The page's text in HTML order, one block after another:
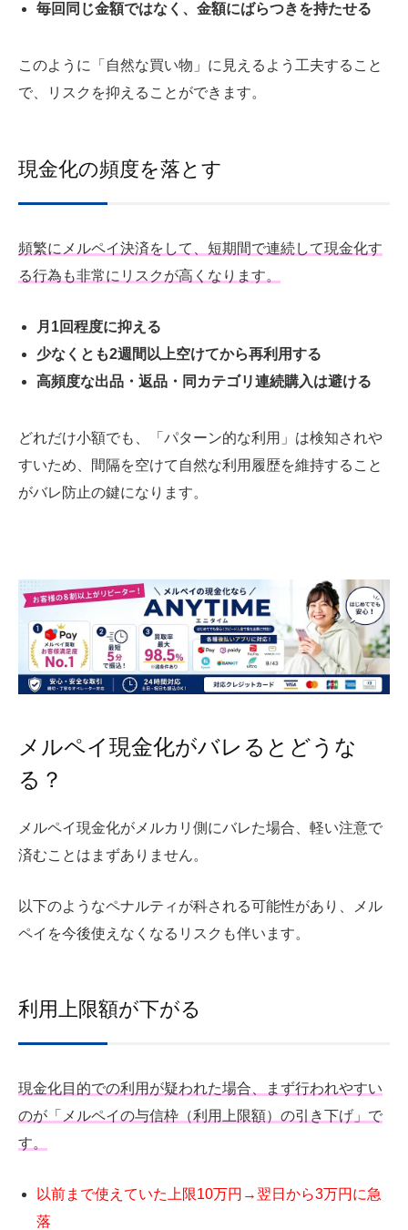
毎回同じ金額ではなく、金額にばらつきを持たせる
このように「自然な買い物」に見えるよう工夫すること
で、リスクを抑えることができます。
現金化の頻度を落とす
頻繁にメルペイ決済をして、短期間で連続して現金化す
る行為も非常にリスクが高くなります。
月1回程度に抑える
少なくとも2週間以上空けてから再利用する
高頻度な出品・返品・同カテゴリ連続購入は避ける
どれだけ小額でも、「パターン的な利用」は検知されや
すいため、間隔を空けて自然な利用履歴を維持すること
がバレ防止の鍵になります。
メルペイ現金化がバレるとどうな
る？
メルペイ現金化がメルカリ側にバレた場合、軽い注意で
済むことはまずありません。
以下のようなペナルティが科される可能性があり、メル
ペイを今後使えなくなるリスクも伴います。
利用上限額が下がる
現金化目的での利用が疑われた場合、まず行われやすい
のが「メルペイの与信枠（利用上限額）の引き下げ」で
す。
以前まで使えていた上限10万円→翌日から3万円に急
落